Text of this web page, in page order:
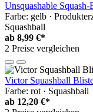
Unsquashable
Farbe: gelb ·
Squashball
ab 8,99 €*
2 Preise vergleichen
Victor Squashball
Farbe: rot · Squashball
ab 12,20 €*